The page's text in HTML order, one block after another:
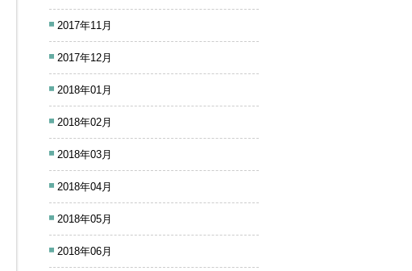
2017年11月
2017年12月
2018年01月
2018年02月
2018年03月
2018年04月
2018年05月
2018年06月